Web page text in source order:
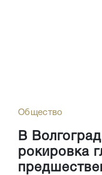
Общество
В
рокировка